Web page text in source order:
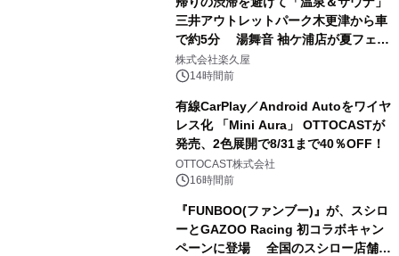
三井アウトレットパーク木更津から車
で約5分 湯舞音 袖ケ浦店が夏フェア
メニューを提供
株式会社楽久屋
14時間前
有線CarPlay／Android Autoをワイヤ
レス化 「Mini Aura」 OTTOCASTが
発売、2色展開で8/31まで40％OFF！
OTTOCAST株式会社
16時間前
『FUNBOO(ファンブー)』が、スシロ
ーとGAZOO Racing 初コラボキャン
ペーンに登場 全国のスシロー店舗で